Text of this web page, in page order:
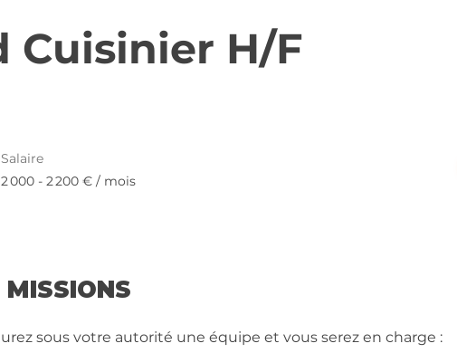
Cuisinier H/F
Salaire
2 000 - 2 200 € / mois
MISSIONS
sous votre autorité une équipe et vous serez en charge :